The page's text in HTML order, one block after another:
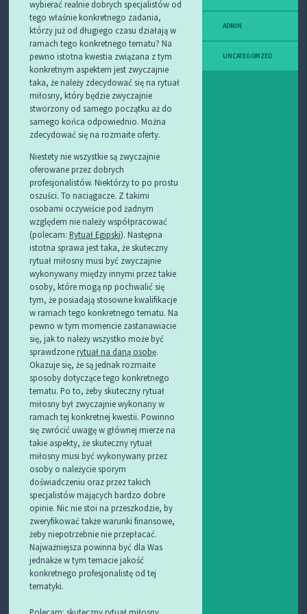
wybierać realnie dobrych specjalistów od
tego właśnie konkretnego zadania,
którzy już od długiego czasu działają w
ramach tego konkretnego tematu? Na
pewno istotna kwestia związana z tym
konkretnym aspektem jest zwyczajnie
taka, że należy zdecydować się na rytuał
miłosny, który będzie zwyczajnie
stworzony od samego początku aż do
samego końca odpowiednio. Można
zdecydować się na rozmaite oferty.
Niestety nie wszystkie są zwyczajnie
oferowane przez dobrych
profesjonalistów. Niektórzy to po prostu
oszuści. To naciągacze. Z takimi
osobami oczywiście pod żadnym
względem nie należy współpracować
(polecam: Rytuał Egipski). Następna
istotna sprawa jest taka, że skuteczny
rytuał miłosny musi być zwyczajnie
wykonywany między innymi przez takie
osoby, które mogą np pochwalić się
tym, że posiadają stosowne kwalifikacje
w ramach tego konkretnego tematu. Na
pewno w tym momencie zastanawiacie
się, jak to należy wszystko może być
sprawdzonerytuał na daną osobę.
Okazuje się, że są jednak rozmaite
sposoby dotyczące tego konkretnego
tematu. Po to, żeby skuteczny rytuał
miłosny był zwyczajnie wykonany w
ramach tej konkretnej kwestii. Powinno
się zwrócić uwagę w głównej mierze na
takie aspekty, że skuteczny rytuał
miłosny musi być wykonywany przez
osoby o należycie sporym
doświadczeniu oraz przez takich
specjalistów mających bardzo dobre
opinie. Nic nie stoi na przeszkodzie, by
zweryfikować także warunki finansowe,
żeby niepotrzebnie nie przepłacać.
Najważniejsza powinna być dla Was
jednakże w tym temacie jakość
konkretnego profesjonalistę od tej
tematyki.
Polecam: skuteczny rytuał miłosny.
ADMIN
UNCATEGORIZED